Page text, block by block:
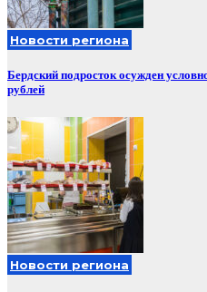
Новости региона
Бердский подросток осужден
рублей
Новости региона